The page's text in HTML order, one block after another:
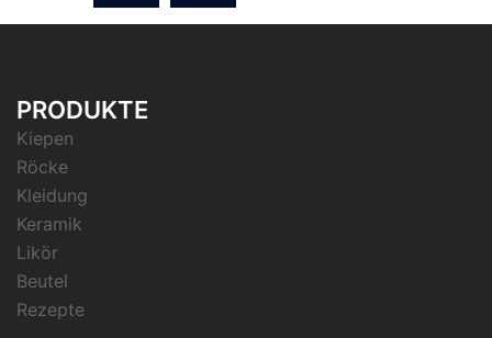
PRODUKTE
Kiepen
Röcke
Kleidung
Keramik
Likör
Beutel
Rezepte